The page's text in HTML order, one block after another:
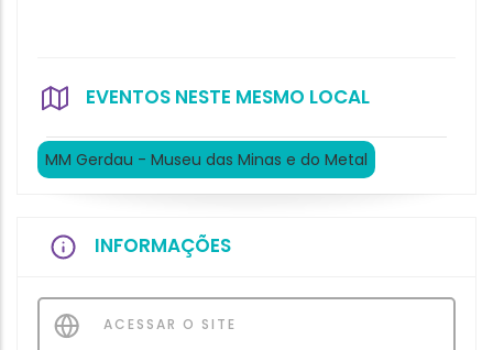
EVENTOS NESTE MESMO LOCAL
MM Gerdau - Museu das Minas e do Metal
INFORMAÇÕES
ACESSAR O SITE